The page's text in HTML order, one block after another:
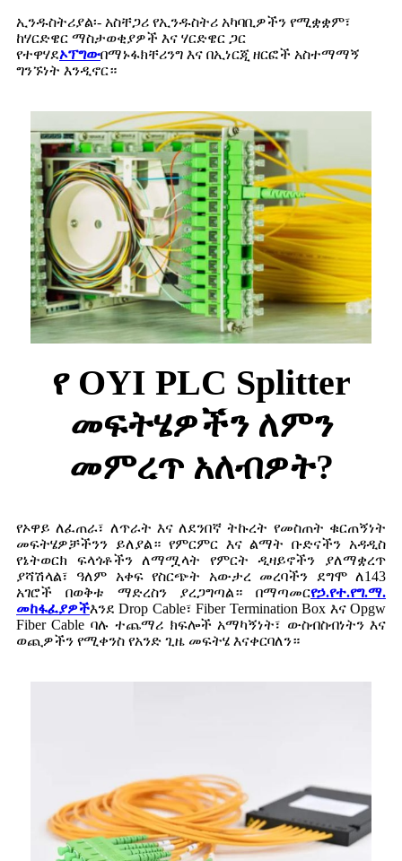
ኢንዱስትሪያል፡- አስቸጋሪ የኢንዱስትሪ አካባቢዎችን የሚቋቋም፣
ከሃርድዌር ማስታወቂያዎች እና ሃርድዌር ጋር
የተዋሃደኦፕግውበማኑፋክቸሪንግ እና በኢነርጂ ዘርፎች አስተማማኝ
ግንኙነት እንዲኖር።
የ OYI PLC Splitter
መፍትሄዎችን ለምን
መምረጥ አለብዎት?
የኦዋይ ለፈጠራ፣ ለጥራት እና ለደንበኛ ትኩረት የመስጠት ቁርጠኝነት
መፍትሄዎቻችንን ይለያል። የምርምር እና ልማት ቡድናችን አዳዲስ
የኔትወርክ ፍላጎቶችን ለማሟላት የምርት ዲዛይኖችን ያለማቋረጥ
ያሻሽላል፣ ዓለም አቀፍ የስርጭት አውታረ መረባችን ደግሞ ለ143
አገሮች በወቅቱ ማድረስን ያረጋግጣል። በማጣመርየኃ.የተ.የግ.ማ.
መከፋፈያዎችእንደ Drop Cable፣ Fiber Termination Box እና Opgw
Fiber Cable ባሉ ተጨማሪ ክፍሎች አማካኝነት፣ ውስብስብነትን እና
ወጪዎችን የሚቀንስ የአንድ ጊዜ መፍትሄ እናቀርባለን።